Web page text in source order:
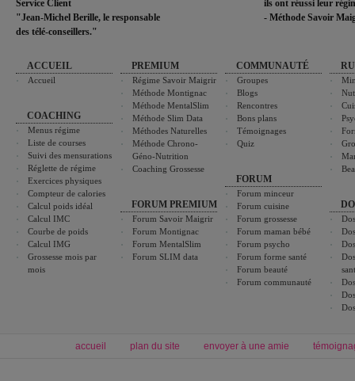
Service Client
"Jean-Michel Berille, le responsable
des télé-conseillers."
ils ont réussi leur
- Méthode Savoir
ACCUEIL
Accueil
COACHING
Menus régime
Liste de courses
Suivi des mensurations
Réglette de régime
Exercices physiques
Compteur de calories
Calcul poids idéal
Calcul IMC
Courbe de poids
Calcul IMG
Grossesse mois par
mois
PREMIUM
Régime Savoir Maigrir
Méthode Montignac
Méthode MentalSlim
Méthode Slim Data
Méthodes Naturelles
Méthode Chrono-
Géno-Nutrition
Coaching Grossesse
FORUM PREMIUM
Forum Savoir Maigrir
Forum Montignac
Forum MentalSlim
Forum SLIM data
COMMUNAUTÉ
Groupes
Blogs
Rencontres
Bons plans
Témoignages
Quiz
FORUM
Forum minceur
Forum cuisine
Forum grossesse
Forum maman bébé
Forum psycho
Forum forme santé
Forum beauté
Forum communauté
accueil plan du site envoyer à une amie